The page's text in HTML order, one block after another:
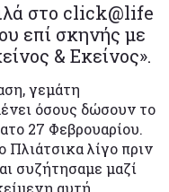
στο click@life
επί σκηνής με
& Εκείνος».
γεμάτη
όσους δώσουν το
27 Φεβρουαρίου.
Πλιάτσικα λίγο πριν
συζήτησαμε μαζί
αυτή